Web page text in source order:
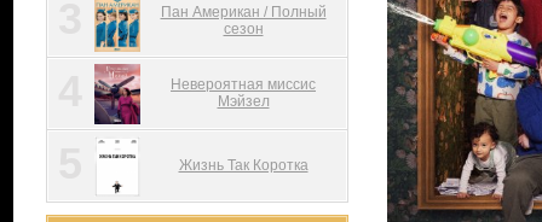
Пан Американ / Полный
сезон
Невероятная миссис
Мэйзел
Жизнь Так Коротка